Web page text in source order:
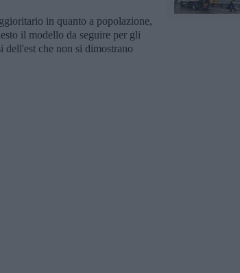
in quanto a popolazione,
il modello da seguire per gli
dell'est che non si dimostrano